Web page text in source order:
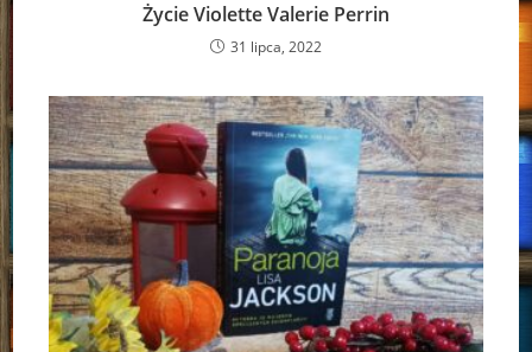
Życie Violette Valerie Perrin
31 lipca, 2022